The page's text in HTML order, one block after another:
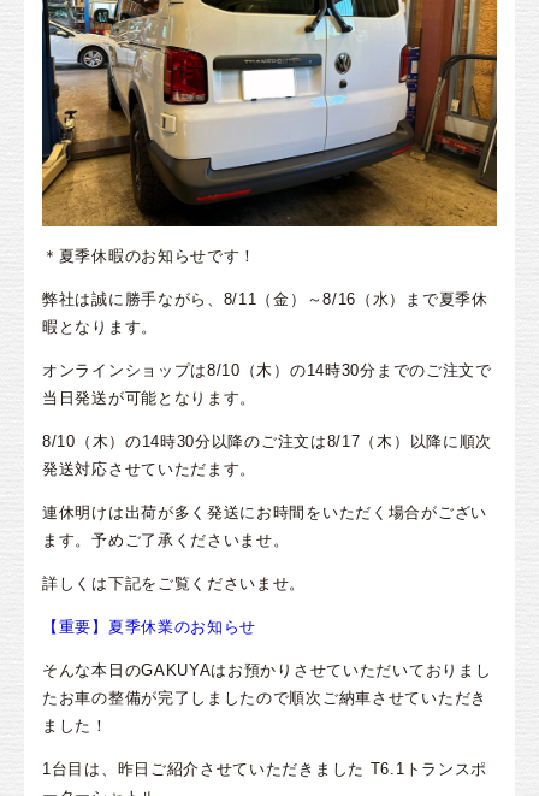
＊夏季休暇のお知らせです！
弊社は誠に勝手ながら、8/11（金）～8/16（水）まで夏季休
暇となります。
オンラインショップは8/10（木）の14時30分までのご注文で
当日発送が可能となります。
8/10（木）の14時30分以降のご注文は8/17（木）以降に順次
発送対応させていただます。
連休明けは出荷が多く発送にお時間をいただく場合がござい
ます。予めご了承くださいませ。
詳しくは下記をご覧くださいませ。
【重要】夏季休業のお知らせ
そんな本日のGAKUYAはお預かりさせていただいておりまし
たお車の整備が完了しましたので順次ご納車させていただき
ました！
1台目は、昨日ご紹介させていただきました T6.1トランスポ